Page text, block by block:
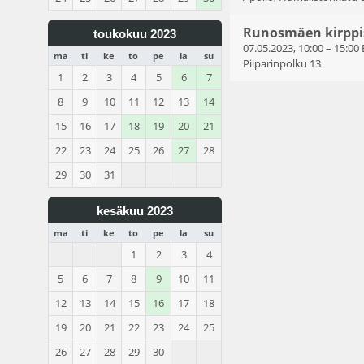
toukokuu 2023
ma ti ke to pe la su
1 2 3 4 5 6
7
8
9 10 11 12 13
14
15
16 17 18 19 20
21
22
23 24 25 26 27
28
29
30 31
kesäkuu 2023
ma ti ke to pe la su
1 2 3
4
5
6 7 8 9 10
11
12
13 14 15 16 17
18
19
20 21 22 23 24
25
26
27 28 29 30
Runosmäen
07.05.2023, 10:00– 15:00
Piiparinpolku 13